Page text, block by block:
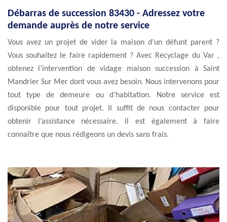
Débarras de succession 83430 - Adressez votre
demande auprès de notre service
Vous avez un projet de vider la maison d’un défunt parent ?
Vous souhaitez le faire rapidement ? Avec Recyclage du Var ,
obtenez l’intervention de vidage maison succession à Saint
Mandrier Sur Mer dont vous avez besoin. Nous intervenons pour
tout type de demeure ou d’habitation. Notre service est
disponible pour tout projet. Il suffit de nous contacter pour
obtenir l’assistance nécessaire. Il est également à faire
connaître que nous rédigeons un devis sans frais.